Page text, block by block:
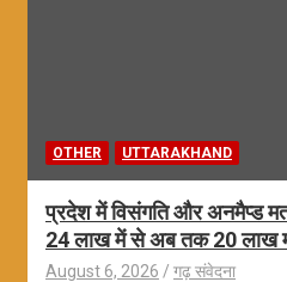
OTHER UTTARAKHAND
प्रदेश में विसंगति और अनमैप्ड
24 लाख में से अब तक 20 लाख
August 6, 2026 गढ़ संवेदना